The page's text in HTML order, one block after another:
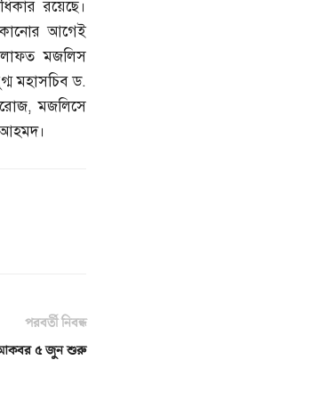
রয়েছে।
আগেই
মজলিস
মহাসচিব ড.
,মজলিসে
আহমদ।
পরবর্তী নিবন্ধ
আকবর ৫ জুন শুরু